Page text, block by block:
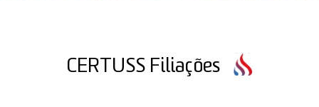
CERTUSS Filiações